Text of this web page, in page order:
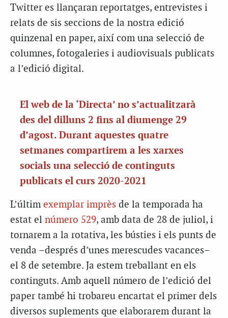
Twitter es llançaran reportatges, entrevistes i
relats de sis seccions de la nostra edició
quinzenal en paper, així com una selecció de
columnes, fotogaleries i audiovisuals publicats
a l’edició digital.
El web de la ‘Directa’ no s’actualitzarà
des del dilluns 2 fins al diumenge 29
d’agost. Durant aquestes quatre
setmanes compartirem a les xarxes
socials una selecció de continguts
publicats el curs 2020-2021
L’últim exemplar imprès de la temporada ha
estat el número 529, amb data de 28 de juliol, i
tornarem a la rotativa, les bústies i els punts de
venda –després d’unes merescudes vacances–
el 8 de setembre. Ja estem treballant en els
continguts. Amb aquell número de l’edició del
paper també hi trobareu encartat el primer dels
diversos suplements que elaborarem durant la